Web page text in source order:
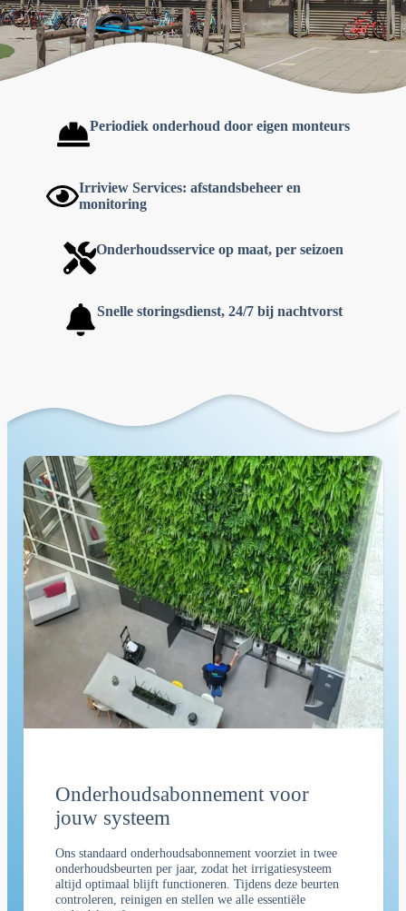
Periodiek onderhoud door eigen monteurs
Irriview Services: afstandsbeheer en
monitoring
Onderhoudsservice op maat, per seizoen
Snelle storingsdienst, 24/7 bij nachtvorst
Onderhoudsabonnement voor
jouw systeem
Ons standaard onderhoudsabonnement voorziet in twee
onderhoudsbeurten per jaar, zodat het irrigatiesysteem
altijd optimaal blijft functioneren. Tijdens deze beurten
controleren, reinigen en stellen we alle essentiële